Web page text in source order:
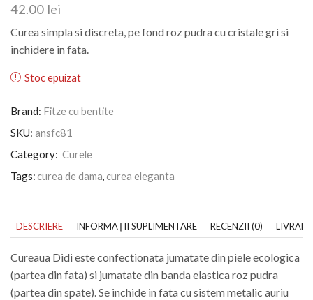
42.00 lei
Curea simpla si discreta, pe fond roz pudra cu cristale gri si
inchidere in fata.
Stoc epuizat
Brand: Fitze cu bentite
SKU: ansfc81
Category: Curele
Tags: curea de dama, curea eleganta
DESCRIERE INFORMAȚII SUPLIMENTARE RECENZII (0) LIVRARE
Cureaua Didi este confectionata jumatate din piele ecologica
(partea din fata) si jumatate din banda elastica roz pudra
(partea din spate). Se inchide in fata cu sistem metalic auriu